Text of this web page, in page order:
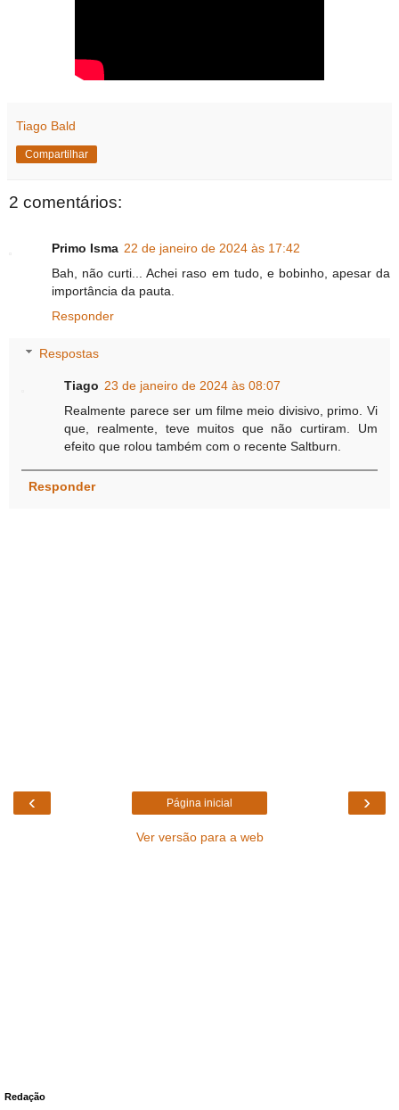
Tiago Bald
Compartilhar
2 comentários:
Primo Isma 22 de janeiro de 2024 às 17:42
Bah, não curti... Achei raso em tudo, e bobinho, apesar da
importância da pauta.
Responder
Respostas
Tiago 23 de janeiro de 2024 às 08:07
Realmente parece ser um filme meio divisivo, primo. Vi
que, realmente, teve muitos que não curtiram. Um
efeito que rolou também com o recente Saltburn.
Responder
‹ ›
Página inicial
Ver versão para a web
Redação